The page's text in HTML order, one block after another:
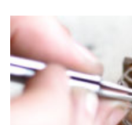
Une
Bisontine
au
conseil
scientifique